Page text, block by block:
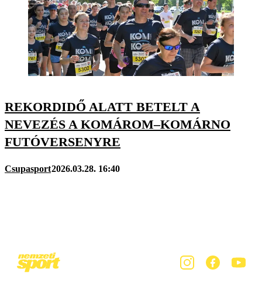
REKORDIDŐ ALATT BETELT A
NEVEZÉS A KOMÁROM–KOMÁRNO
FUTÓVERSENYRE
Csupasport2026.03.28. 16:40